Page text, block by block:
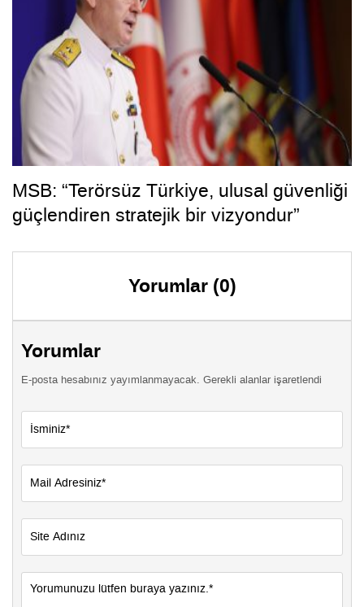
MSB: “Terörsüz Türkiye, ulusal güvenliği
güçlendiren stratejik bir vizyondur”
Yorumlar (0)
Yorumlar
E-posta hesabınız yayımlanmayacak. Gerekli alanlar işaretlendi